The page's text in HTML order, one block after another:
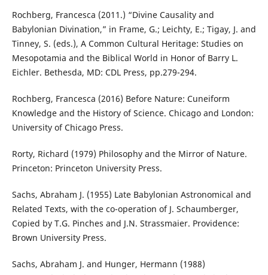
Rochberg, Francesca (2011.) “Divine Causality and
Babylonian Divination,” in Frame, G.; Leichty, E.; Tigay, J. and
Tinney, S. (eds.), A Common Cultural Heritage: Studies on
Mesopotamia and the Biblical World in Honor of Barry L.
Eichler. Bethesda, MD: CDL Press, pp.279-294.
Rochberg, Francesca (2016) Before Nature: Cuneiform
Knowledge and the History of Science. Chicago and London:
University of Chicago Press.
Rorty, Richard (1979) Philosophy and the Mirror of Nature.
Princeton: Princeton University Press.
Sachs, Abraham J. (1955) Late Babylonian Astronomical and
Related Texts, with the co-operation of J. Schaumberger,
Copied by T.G. Pinches and J.N. Strassmaier. Providence:
Brown University Press.
Sachs, Abraham J. and Hunger, Hermann (1988)